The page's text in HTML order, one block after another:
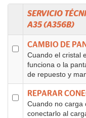
SERVICIO
A35 (A356B)
CAMBIO DE
Cuando el cristal
funciona o la
de repuesto y
REPARAR
Cuando no carga
conectarlo al